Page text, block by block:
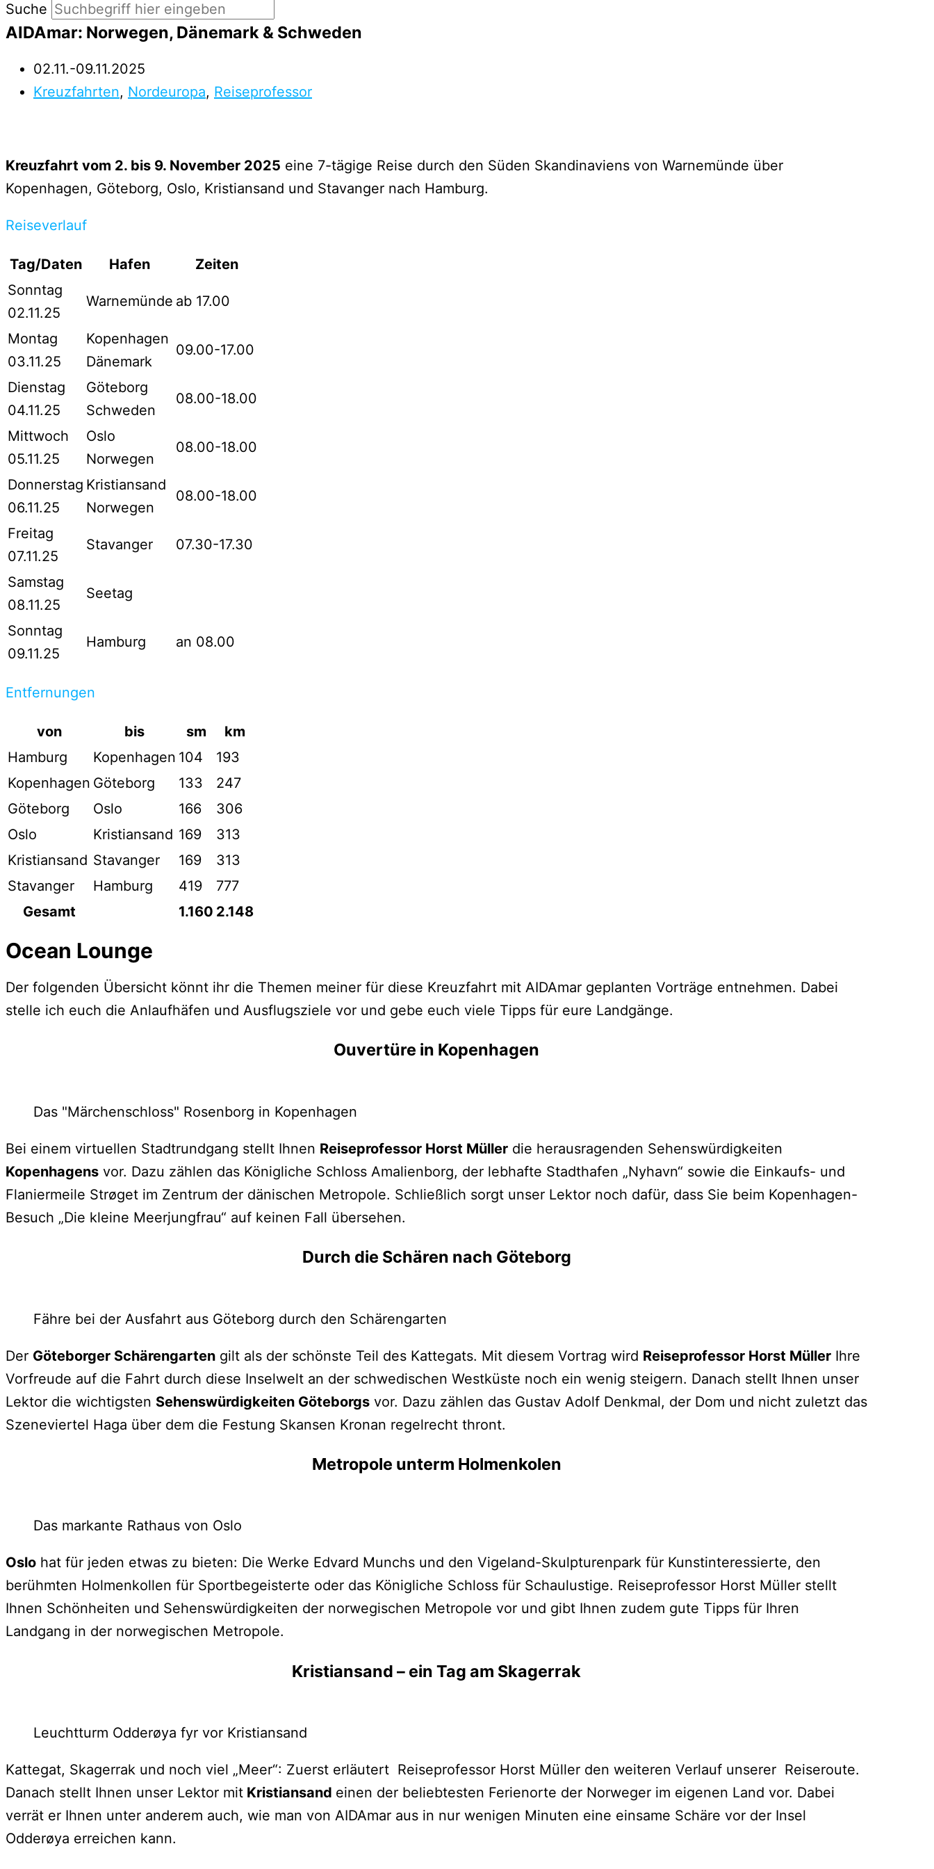
Suche
AIDAmar: Norwegen, Dänemark & Schweden
02.11.-09.11.2025
Kreuzfahrten, Nordeuropa, Reiseprofessor
Kreuzfahrt vom 2. bis 9. November 2025 eine 7-tägige Reise durch den Süden Skandinaviens von Warnemünde über
Kopenhagen, Göteborg, Oslo, Kristiansand und Stavanger nach Hamburg.
Reiseverlauf
Tag/Daten Hafen
Zeiten
Sonntag
02.11.25
Warnemünde ab 17.00
Montag
03.11.25
Kopenhagen
Dänemark
09.00-17.00
Dienstag
04.11.25
Göteborg
Schweden
08.00-18.00
Mittwoch
05.11.25
Oslo
Norwegen
08.00-18.00
Donnerstag
06.11.25
Kristiansand
Norwegen
08.00-18.00
Freitag
07.11.25
Stavanger 07.30-17.30
Samstag
08.11.25
Seetag
Sonntag
09.11.25
Hamburg an 08.00
Entfernungen
von bis sm
km
Hamburg
Kopenhagen 104
193
Kopenhagen Göteborg 133
247
Göteborg
Oslo 166
306
Oslo
Kristiansand 169
313
Kristiansand Stavanger 169
313
Stavanger
Hamburg 419
777
Gesamt
1.160 2.148
Ocean Lounge
Der folgenden Übersicht könnt ihr die Themen meiner für diese Kreuzfahrt mit AIDAmar geplanten Vorträge entnehmen. Dabei
stelle ich euch die Anlaufhäfen und Ausflugsziele vor und gebe euch viele Tipps für eure Landgänge.
Ouvertüre in Kopenhagen
Das "Märchenschloss" Rosenborg in Kopenhagen
Bei einem virtuellen Stadtrundgang stellt Ihnen Reiseprofessor Horst Müller die herausragenden Sehenswürdigkeiten
Kopenhagens vor. Dazu zählen das Königliche Schloss Amalienborg, der lebhafte Stadthafen „Nyhavn“ sowie die Einkaufs- und
Flaniermeile Strøget im Zentrum der dänischen Metropole. Schließlich sorgt unser Lektor noch dafür, dass Sie beim Kopenhagen-
Besuch „Die kleine Meerjungfrau“ auf keinen Fall übersehen.
Durch die Schären nach Göteborg
Fähre bei der Ausfahrt aus Göteborg durch den Schärengarten
Der Göteborger Schärengarten gilt als der schönste Teil des Kattegats. Mit diesem Vortrag wird Reiseprofessor Horst Müller Ihre
Vorfreude auf die Fahrt durch diese Inselwelt an der schwedischen Westküste noch ein wenig steigern. Danach stellt Ihnen unser
Lektor die wichtigsten Sehenswürdigkeiten Göteborgs vor. Dazu zählen das Gustav Adolf Denkmal, der Dom und nicht zuletzt das
Szeneviertel Haga über dem die Festung Skansen Kronan regelrecht thront.
Metropole unterm Holmenkolen
Das markante Rathaus von Oslo
Oslo hat für jeden etwas zu bieten: Die Werke Edvard Munchs und den Vigeland-Skulpturenpark für Kunstinteressierte, den
berühmten Holmenkollen für Sportbegeisterte oder das Königliche Schloss für Schaulustige. Reiseprofessor Horst Müller stellt
Ihnen Schönheiten und Sehenswürdigkeiten der norwegischen Metropole vor und gibt Ihnen zudem gute Tipps für Ihren
Landgang in der norwegischen Metropole.
Kristiansand – ein Tag am Skagerrak
Leuchtturm Odderøya fyr vor Kristiansand
Kattegat, Skagerrak und noch viel „Meer“: Zuerst erläutert Reiseprofessor Horst Müller den weiteren Verlauf unserer Reiseroute.
Danach stellt Ihnen unser Lektor mit Kristiansand einen der beliebtesten Ferienorte der Norweger im eigenen Land vor. Dabei
verrät er Ihnen unter anderem auch, wie man von AIDAmar aus in nur wenigen Minuten eine einsame Schäre vor der Insel
Odderøya erreichen kann.